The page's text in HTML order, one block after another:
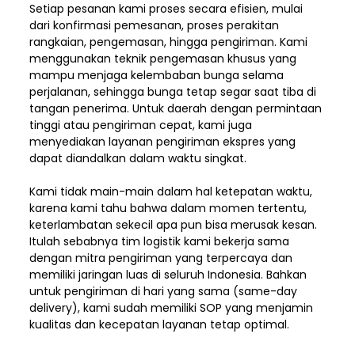
Setiap pesanan kami proses secara efisien, mulai
dari konfirmasi pemesanan, proses perakitan
rangkaian, pengemasan, hingga pengiriman. Kami
menggunakan teknik pengemasan khusus yang
mampu menjaga kelembaban bunga selama
perjalanan, sehingga bunga tetap segar saat tiba di
tangan penerima. Untuk daerah dengan permintaan
tinggi atau pengiriman cepat, kami juga
menyediakan layanan pengiriman ekspres yang
dapat diandalkan dalam waktu singkat.
Kami tidak main-main dalam hal ketepatan waktu,
karena kami tahu bahwa dalam momen tertentu,
keterlambatan sekecil apa pun bisa merusak kesan.
Itulah sebabnya tim logistik kami bekerja sama
dengan mitra pengiriman yang terpercaya dan
memiliki jaringan luas di seluruh Indonesia. Bahkan
untuk pengiriman di hari yang sama (same-day
delivery), kami sudah memiliki SOP yang menjamin
kualitas dan kecepatan layanan tetap optimal.